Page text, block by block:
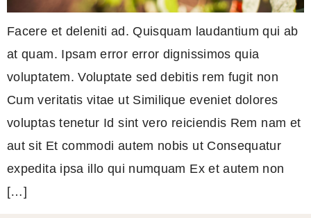
Facere et deleniti ad. Quisquam laudantium qui ab
at quam. Ipsam error error dignissimos quia
voluptatem. Voluptate sed debitis rem fugit non
Cum veritatis vitae ut Similique eveniet dolores
voluptas tenetur Id sint vero reiciendis Rem nam et
aut sit Et commodi autem nobis ut Consequatur
expedita ipsa illo qui numquam Ex et autem non
[…]